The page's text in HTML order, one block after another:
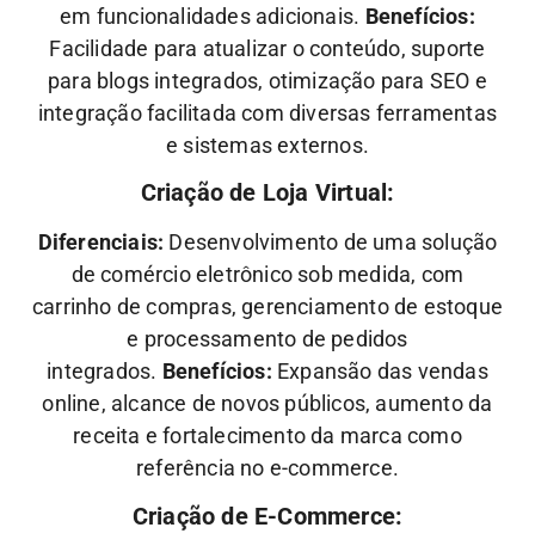
em funcionalidades adicionais. Benefícios:
Facilidade para atualizar o conteúdo, suporte
para blogs integrados, otimização para SEO e
integração facilitada com diversas ferramentas
e sistemas externos.
Criação de Loja Virtual:
Diferenciais: Desenvolvimento de uma solução
de comércio eletrônico sob medida, com
carrinho de compras, gerenciamento de estoque
e processamento de pedidos
integrados. Benefícios: Expansão das vendas
online, alcance de novos públicos, aumento da
receita e fortalecimento da marca como
referência no e-commerce.
Criação de E-Commerce: